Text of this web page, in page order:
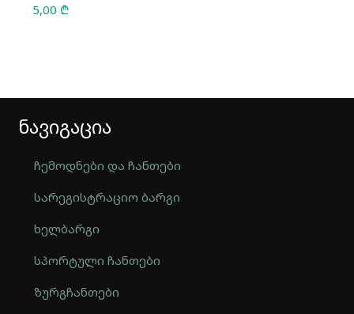
5,00 ₾
ნავიგაცია
ჩემოდნები და ჩანთები
სარეგისტრაციო ბარგი
ხელბარგი
სპორტული ჩანთები
ზურგჩანთები